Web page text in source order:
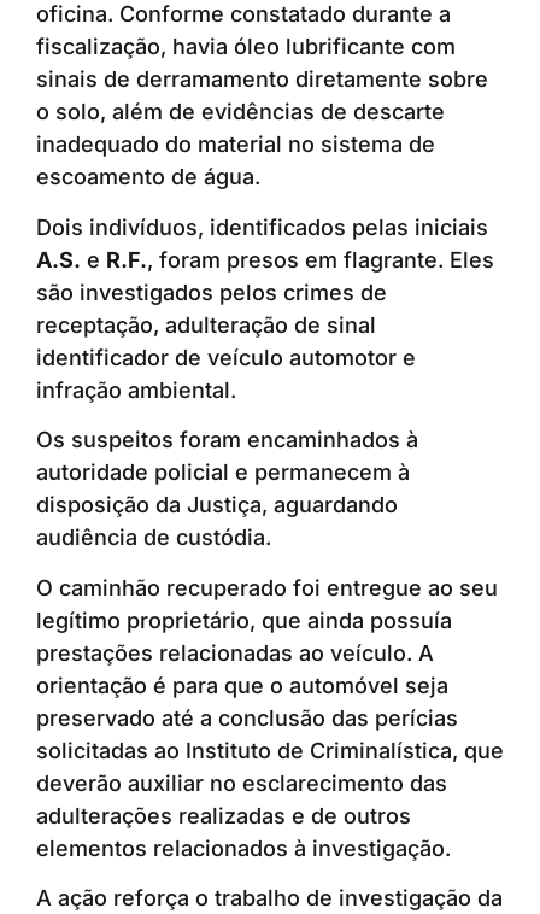
oficina. Conforme constatado durante a
fiscalização, havia óleo lubrificante com
sinais de derramamento diretamente sobre
o solo, além de evidências de descarte
inadequado do material no sistema de
escoamento de água.
Dois indivíduos, identificados pelas iniciais
A.S. e R.F., foram presos em flagrante. Eles
são investigados pelos crimes de
receptação, adulteração de sinal
identificador de veículo automotor e
infração ambiental.
Os suspeitos foram encaminhados à
autoridade policial e permanecem à
disposição da Justiça, aguardando
audiência de custódia.
O caminhão recuperado foi entregue ao seu
legítimo proprietário, que ainda possuía
prestações relacionadas ao veículo. A
orientação é para que o automóvel seja
preservado até a conclusão das perícias
solicitadas ao Instituto de Criminalística, que
deverão auxiliar no esclarecimento das
adulterações realizadas e de outros
elementos relacionados à investigação.
A ação reforça o trabalho de investigação da